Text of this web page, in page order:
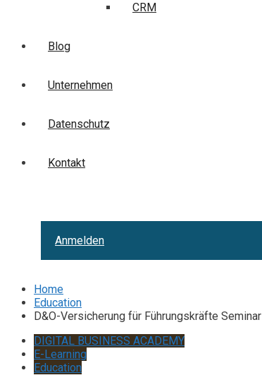
CRM
Blog
Unternehmen
Datenschutz
Kontakt
Anmelden
Home
Education
D&O-Versicherung für Führungskräfte Seminar
DIGITAL BUSINESS ACADEMY
E-Learning
Education